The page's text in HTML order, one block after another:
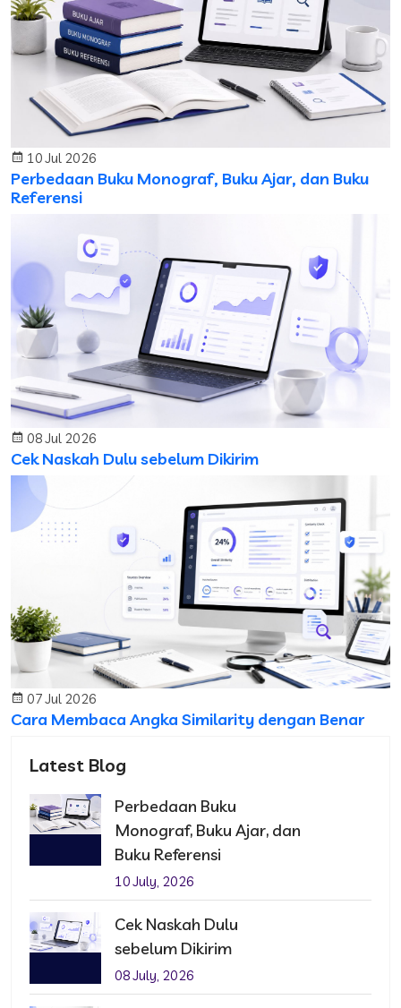
10 Jul 2026
Perbedaan Buku Monograf, Buku Ajar, dan Buku
Referensi
08 Jul 2026
Cek Naskah Dulu sebelum Dikirim
07 Jul 2026
Cara Membaca Angka Similarity dengan Benar
Latest Blog
Perbedaan Buku
Monograf, Buku Ajar, dan
Buku Referensi
10 July, 2026
Cek Naskah Dulu
sebelum Dikirim
08 July, 2026